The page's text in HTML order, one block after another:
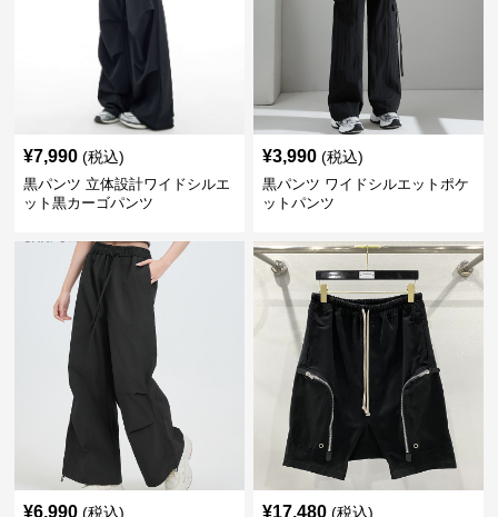
¥7,990 (税込)
黒パンツ 立体設計ワイドシルエ
ット黒カーゴパンツ
¥3,990 (税込)
黒パンツ ワイドシルエットポケ
ットパンツ
¥6,990 (税込) ¥17,480 (税込)